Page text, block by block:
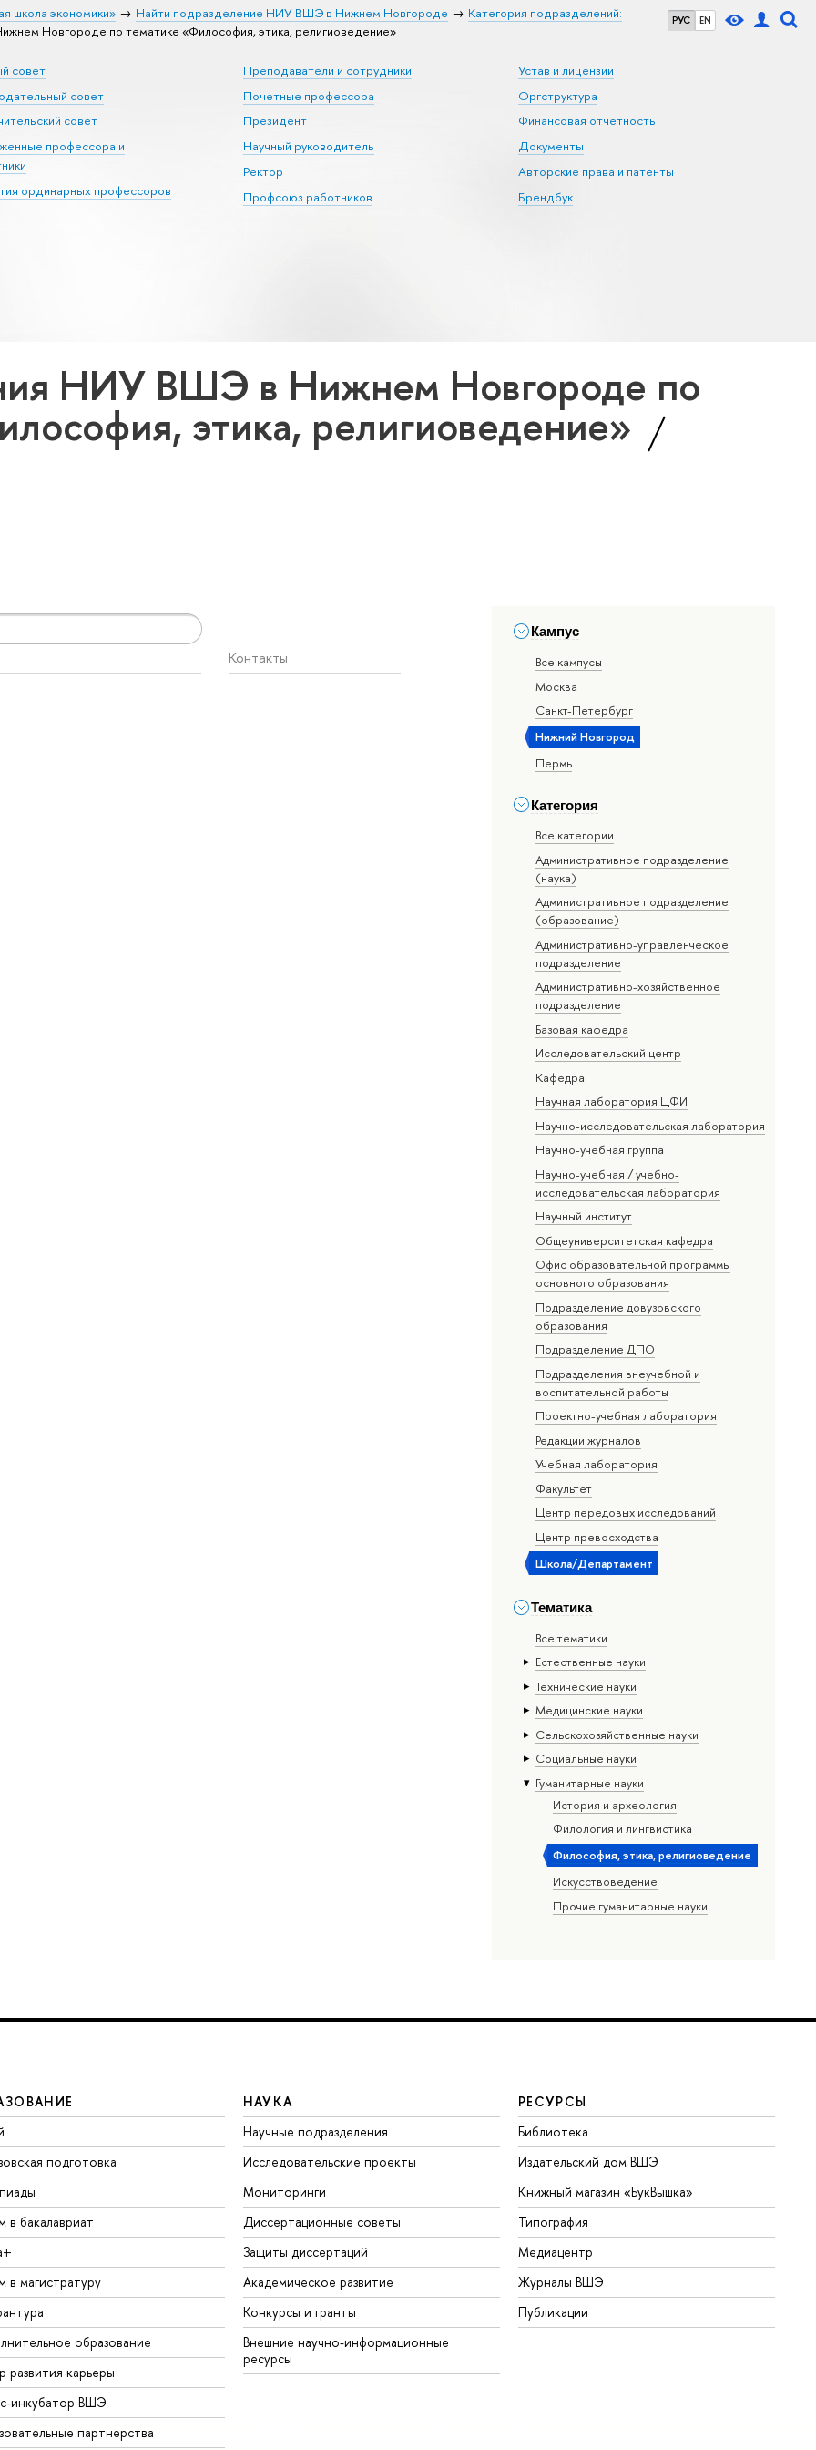
РУС EN
школа экономики» Найти подразделение НИУ ВШЭ в Нижнем Новгороде
Категория подразделений:
Новгороде по тематике «Философия, этика, религиоведение»
совет
совет
совет
профессора и
ординарных профессоров
Преподаватели и сотрудники
Почетные профессора
Президент
Научный руководитель
Ректор
Профсоюз работников
Устав и лицензии
Оргструктура
Финансовая отчетность
Документы
Авторские права и патенты
Брендбук
НИУ ВШЭ в Нижнем Новгороде по
этика, религиоведение»
Кампус
Все кампусы
Москва
Санкт-Петербург
Нижний Новгород
Пермь
Категория
Все категории
Административное подразделение
(наука)
Административное подразделение
(образование)
Административно-управленческое
подразделение
Административно-хозяйственное
подразделение
Базовая кафедра
Исследовательский центр
Кафедра
Научная лаборатория ЦФИ
Научно-исследовательская лаборатория
Научно-учебная группа
Научно-учебная / учебно-
исследовательская лаборатория
Научный институт
Общеуниверситетская кафедра
Офис образовательной программы
основного образования
Подразделение довузовского
образования
Подразделение ДПО
Подразделения внеучебной и
воспитательной работы
Проектно-учебная лаборатория
Редакции журналов
Учебная лаборатория
Факультет
Центр передовых исследований
Центр превосходства
Школа/Департамент
Тематика
Все тематики
Естественные науки
Тех­ничес­кие науки
Медицинские науки
Сельскохозяйственные науки
Социальные науки
Гуманитарные науки
История и археология
Филология и лингвистика
Философия, этика, религиоведение
Искусствоведение
Прочие гуманитарные науки
Контакты
подготовка
в бакалавриат
в магистратуру
образование
развития карьеры
инкубатор ВШЭ
партнерства
НАУКА
Научные подразделения
Исследовательские проекты
Мониторинги
Диссертационные советы
Защиты диссертаций
Академическое развитие
Конкурсы и гранты
Внешние научно-информационные
ресурсы
РЕСУРСЫ
Библиотека
Издательский дом ВШЭ
Книжный магазин «БукВышка»
Типография
Медиацентр
Журналы ВШЭ
Публикации